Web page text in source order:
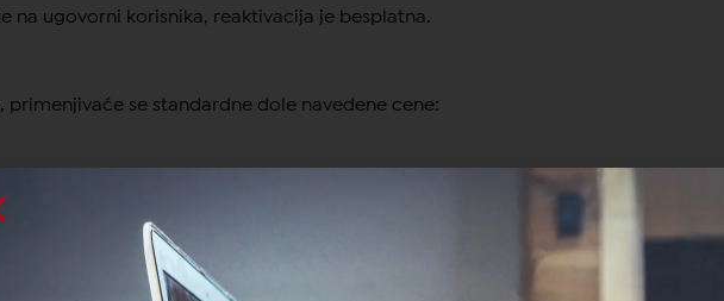
na ugovorni korisnika, reaktivacija je besplatna.
se standardne dole navedene cene:
detalji